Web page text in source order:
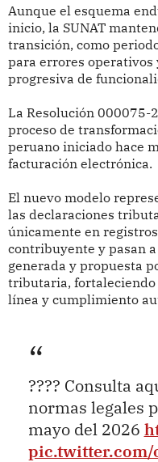
Aunque el esquema
inicio, la SUNAT
transición, como
para errores
progresiva de
La Resolución 000075-
proceso de
peruano iniciado hace
facturación electrónica.
El nuevo modelo
las declaraciones
únicamente en
contribuyente y pasan
generada y propuesta
tributaria, fortaleciendo
línea y cumplimiento
???? Consulta
normas legales
mayo del 2026
pic.twitter.com/